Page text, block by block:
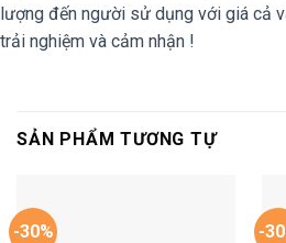
lượng đến người sử dụng với giá cả
trải nghiệm và cảm nhận !
SẢN PHẨM TƯƠNG TỰ
-30% -